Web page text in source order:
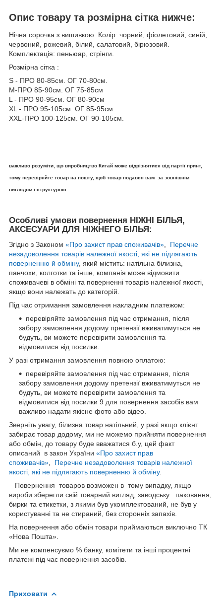
Опис товару та розмірна сітка нижче:
Нічна сорочка з вишивкою. Колір: чорний, фіолетовий, синій,
червоний, рожевий, білий, салатовий, бірюзовий.
Комплектація: пеньюар, стрінги.
Розмірна сітка :
S - ПРО 80-85см. ОГ 70-80см.
M-ПРО 85-90см. ОГ 75-85см
L - ПРО 90-95см. ОГ 80-90см
XL - ПРО 95-105см. ОГ 85-95см.
XXL-ПРО 100-125см. ОГ 90-105см.
важливо розуміти, що виробництво Китай може відрізнятися від партії принт,
тому перевіряйте товар на пошту, щоб товар подався вам за зовнішнім
виглядом і структурою.
Особливі умови повернення НІЖНІ БІЛЬЯ,
АКСЕСУАРИ ДЛЯ НІЖНЕГО БІЛЬЯ:
Згідно з Законом «Про захист прав споживачів»
Перечне
незадоволення товарів належної якості, які не підлягають
поверненню й обміну, який містить: натільна білизна,
панчохи, колготки та інше, компанія може відмовити
споживачеві в обміні та поверненні товарів належної якості,
якщо вони належать до категорій.
Під час отримання замовлення накладним платежом:
перевіряйте замовлення під час отримання, після
забору замовлення додому претензії вживатимуться не
будуть, ви можете перевірити замовлення та
відмовитися від посилки.
У разі отримання замовлення повною оплатою:
перевіряйте замовлення під час отримання, після
забору замовлення додому претензії вживатимуться не
будуть, ви можете перевірити замовлення та
відмовитися від посилки 9 для повернення засобів вам
важливо надати якісне фото або відео.
Зверніть увагу, білизна товар натільний, у разі якщо клієнт
забирає товар додому, ми не можемо прийняти повернення
або обмін, до товару буде вважатися б.у, цей факт
описаний в закон України «Про захист прав
споживачів»
Перечне незадоволення товарів належної
якості, які не підлягають поверненню й обміну.
Повернення товаров возможен в тому випадку, якщо
вироби зберегли свій товарний вигляд, заводську паковання,
бирки та етикетки, з якими був укомплектований, не був у
користуванні та не стираний, без сторонніх запахів.
На повернення або обмін товари приймаються виключно ТК
«Нова Пошта».
Ми не компенсуємо % банку, комітети та інші процентні
платежі під час повернення засобів.
Приховати